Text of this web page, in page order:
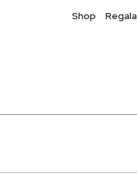
Shop Regala